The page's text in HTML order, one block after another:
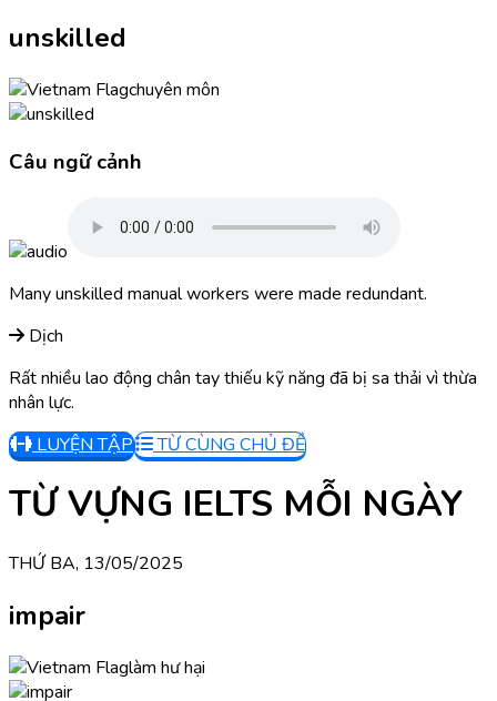
unskilled
chuyên môn
Câu ngữ cảnh
Many unskilled manual workers were made redundant.
Dịch
Rất nhiều lao động chân tay thiếu kỹ năng đã bị sa thải vì thừa
nhân lực.
LUYỆN TẬP
TỪ CÙNG CHỦ ĐỀ
TỪ VỰNG IELTS MỖI NGÀY
THỨ BA, 13/05/2025
impair
làm hư hại